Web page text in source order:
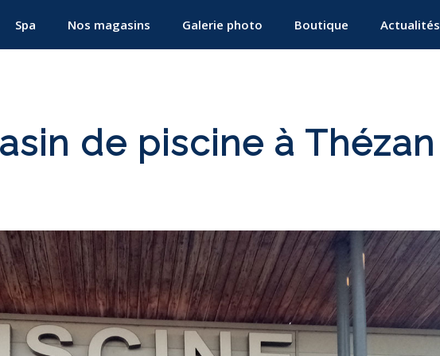
Spa Nos magasins Galerie photo Boutique Actualités
de piscine à Thézan